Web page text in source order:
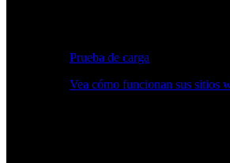
Prueba de carga
Vea cómo funcionan sus sitios